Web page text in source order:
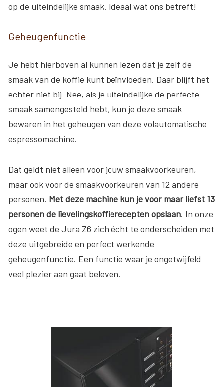
op de uiteindelijke smaak. Ideaal wat ons betreft!
Geheugenfunctie
Je hebt hierboven al kunnen lezen dat je zelf de
smaak van de koffie kunt beïnvloeden. Daar blijft het
echter niet bij. Nee, als je uiteindelijke de perfecte
smaak samengesteld hebt, kun je deze smaak
bewaren in het geheugen van deze volautomatische
espressomachine.
Dat geldt niet alleen voor jouw smaakvoorkeuren,
maar ook voor de smaakvoorkeuren van 12 andere
personen. Met deze machine kun je voor maar liefst 13
personen de lievelingskoffierecepten opslaan. In onze
ogen weet de Jura Z6 zich écht te onderscheiden met
deze uitgebreide en perfect werkende
geheugenfunctie. Een functie waar je ongetwijfeld
veel plezier aan gaat beleven.